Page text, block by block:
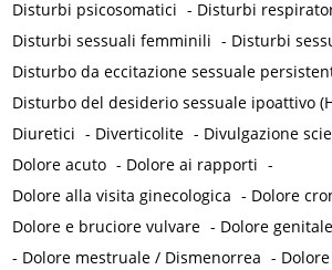
Disturbi psicosomatici - Disturbi
Disturbi sessuali femminili - Disturbi
Disturbo da eccitazione sessuale
Disturbo del desiderio sessuale ipoattivo
Diuretici - Diverticolite - Divulgazione
Dolore acuto - Dolore ai rapporti -
Dolore alla visita ginecologica - Dolore
Dolore e bruciore vulvare - Dolore genitale
- Dolore mestruale / Dismenorrea -